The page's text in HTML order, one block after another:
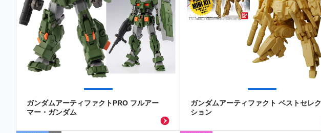
ガンダムアーティファクトPRO フルアー
マー・ガンダム
ガンダムアーティファクト ベストセレク
ション